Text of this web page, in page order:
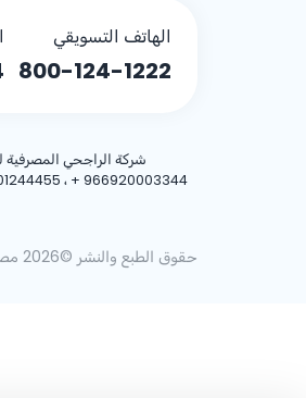
الهاتف التسويقي
800-124-1222
شركة الراجحي المصرفية
+ 966920003344
حقوق الطبع والنشر ©2026 مصرف الراجحي.